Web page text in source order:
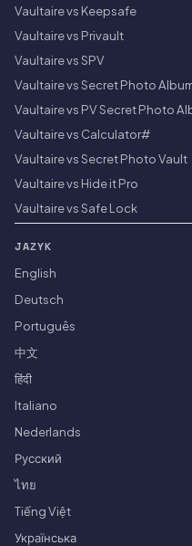
Vaultaire vs Keepsafe
Vaultaire vs Privault
Vaultaire vs SPV
Vaultaire vs Secret Photo
Vaultaire vs PV Secret Photo
Vaultaire vs Calculator#
Vaultaire vs Secret Photo Vault
Vaultaire vs Hide it Pro
Vaultaire vs Safe Lock
JAZYK
English
Deutsch
Português
中文
हिंदी
Italiano
Nederlands
Русский
ไทย
Tiếng Việt
Українська